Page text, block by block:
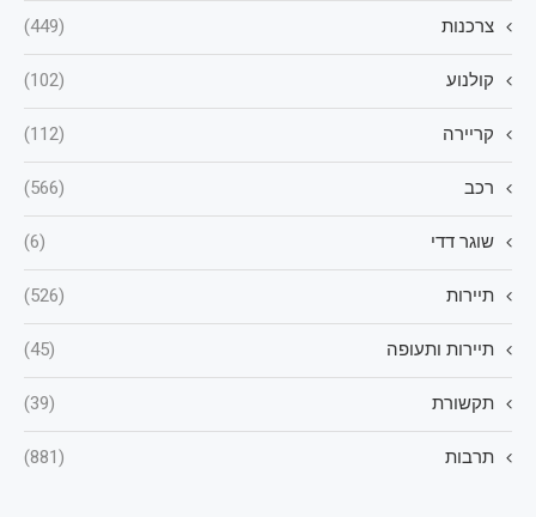
צרכנות (449)
קולנוע (102)
קריירה (112)
רכב (566)
שוגר דדי (6)
תיירות (526)
תיירות ותעופה (45)
תקשורת (39)
תרבות (881)